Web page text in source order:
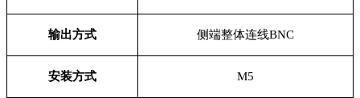
输出方式 侧端整体连线BNC
安装方式 M5